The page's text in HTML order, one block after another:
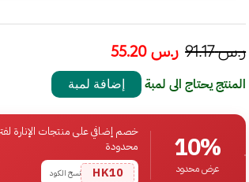
ر.س91.17 ر.س55.20
المنتج يحتاج الى لمبة إضافة لمبة
10%
عرض محدود
خصم إضافي على منتجات الإنارة
محدودة
HK10 نسخ الكود